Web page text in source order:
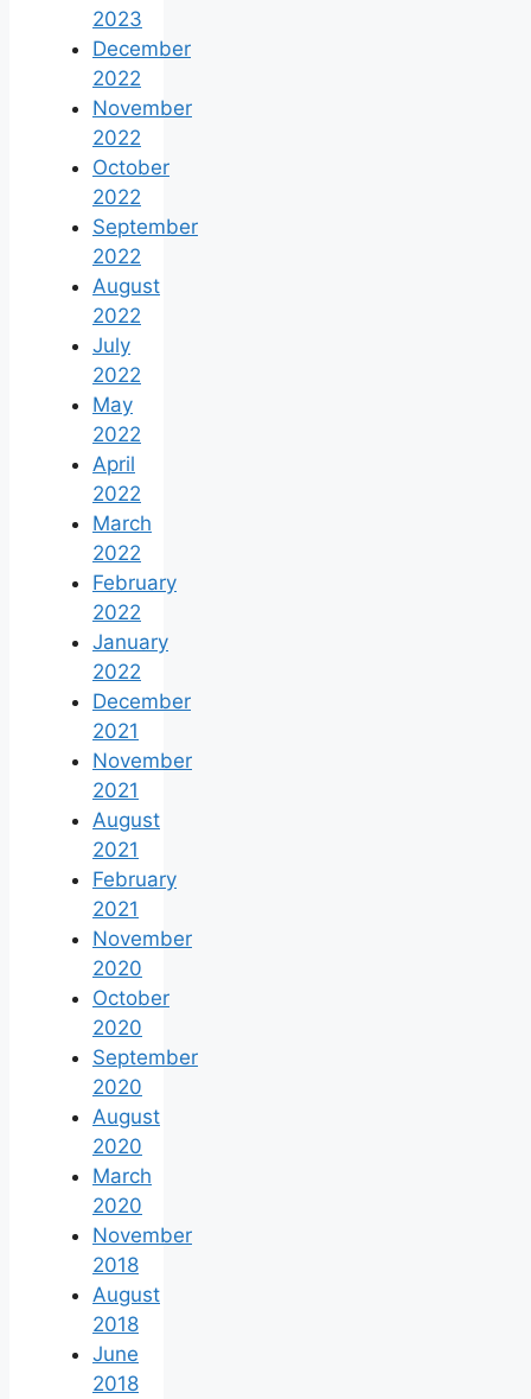
2023
December
2022
November
2022
October
2022
September
2022
August
2022
July
2022
May
2022
April
2022
March
2022
February
2022
January
2022
December
2021
November
2021
August
2021
February
2021
November
2020
October
2020
September
2020
August
2020
March
2020
November
2018
August
2018
June
2018